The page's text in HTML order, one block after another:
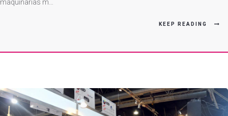
maquinarias m…
KEEP READING